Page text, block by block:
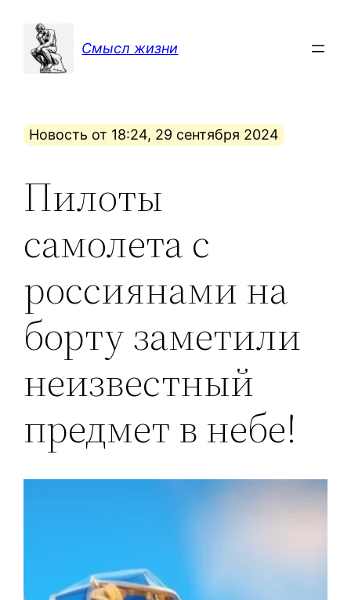
содержимому
Смысл жизни
Новость от 18:24, 29 сентября 2024
Пилоты
самолета с
россиянами на
борту заметили
неизвестный
предмет в небе!